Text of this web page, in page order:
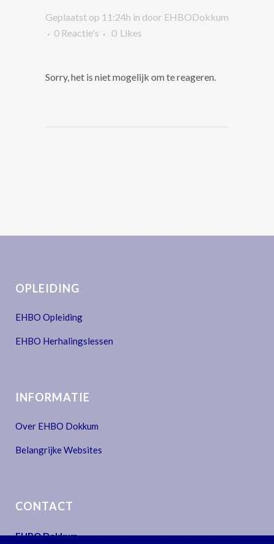
Geplaatst op 11:24h in door EHBODokkum
0 Reactie's
0 Likes
Sorry, het is niet mogelijk om te reageren.
OPLEIDING
EHBO Opleiding
EHBO Herhalingslessen
INFORMATIE
Over EHBO Dokkum
Belangrijke Websites
CONTACT
EHBO Dokkum